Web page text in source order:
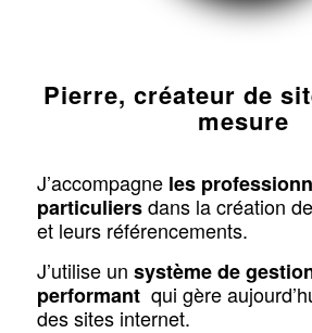
Pierre, créateur de
mesure
J’accompagne les
particuliersdans la création
et leurs référencements.
J’utilise un système de
performantqui gère
des sites internet.